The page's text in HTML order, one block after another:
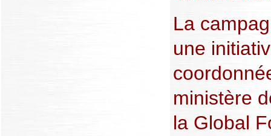
La
une
ministère
la Global